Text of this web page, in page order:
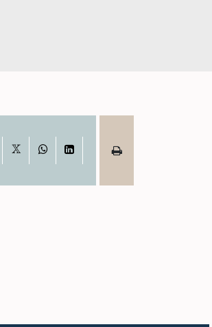
WhatsAppLinkedIn